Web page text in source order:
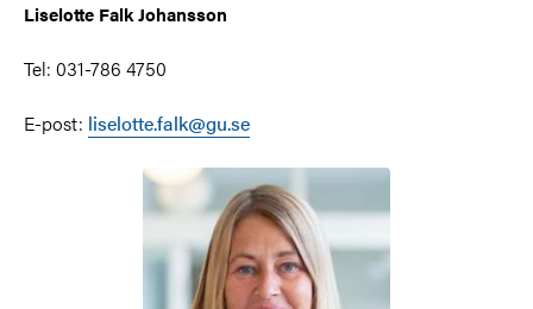
Liselotte Falk Johansson
Tel: 031-786 4750
E-post: liselotte.falk@gu.se